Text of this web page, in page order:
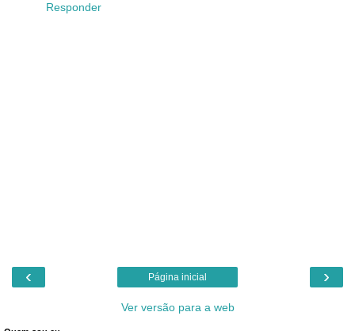
Responder
‹ ›
Página inicial
Ver versão para a web